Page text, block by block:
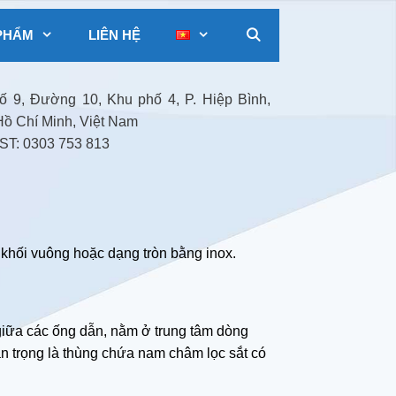
LIÊN HỆ
9, Đường 10, Khu phố 4, P. Hiệp Bình,
Chí Minh, Việt Nam
0303 753 813
vuông hoặc dạng tròn bằng inox.
các ống dẫn, nằm ở trung tâm dòng
trọng là thùng chứa nam châm lọc sắt có